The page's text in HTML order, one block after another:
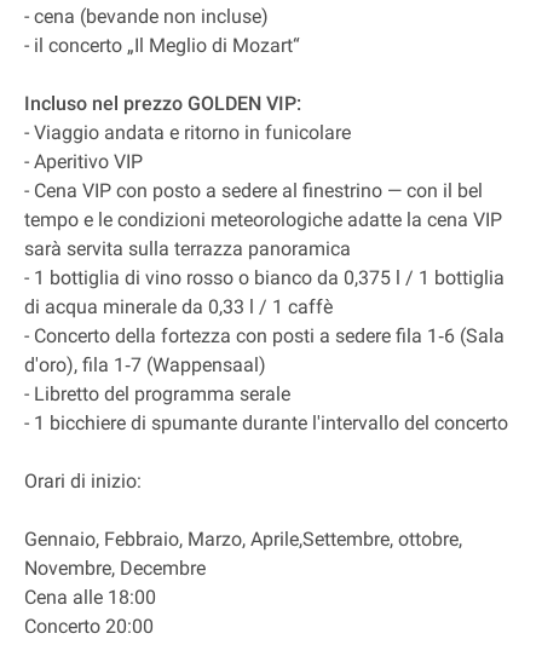
- cena (bevande non incluse)
- il concerto „Il Meglio di Mozart“
Incluso nel prezzo GOLDEN VIP:
- Viaggio andata e ritorno in funicolare
- Aperitivo VIP
- Cena VIP con posto a sedere al finestrino — con il bel
tempo e le condizioni meteorologiche adatte la cena VIP
sarà servita sulla terrazza panoramica
- 1 bottiglia di vino rosso o bianco da 0,375 l / 1 bottiglia
di acqua minerale da 0,33 l / 1 caffè
- Concerto della fortezza con posti a sedere fila 1‐6 (Sala
d'oro), fila 1‐7 (Wappensaal)
- Libretto del programma serale
- 1 bicchiere di spumante durante l'intervallo del concerto
Orari di inizio:
Gennaio, Febbraio, Marzo, Aprile,Settembre, ottobre,
Novembre, Decembre
Cena alle 18:00
Concerto 20:00